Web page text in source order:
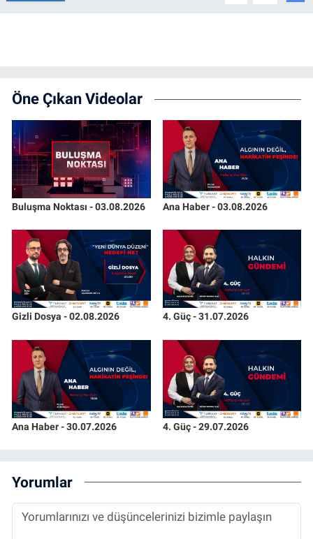
Öne Çıkan Videolar
Buluşma Noktası - 03.08.2026 Ana Haber - 03.08.2026
Gizli Dosya - 02.08.2026 4. Güç - 31.07.2026
Ana Haber - 30.07.2026 4. Güç - 29.07.2026
Yorumlar